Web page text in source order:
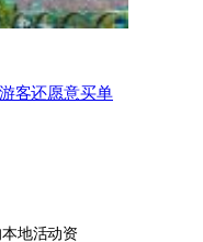
客还愿意买单
地活动资